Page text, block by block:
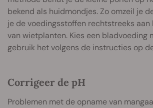
bekend als huidmondjes. Zo omzeil je
je de voedingsstoffen rechtstreeks
van wietplanten. Kies een bladvoeding
gebruik het volgens de instructies op
Corrigeer de pH
Problemen met de opname van